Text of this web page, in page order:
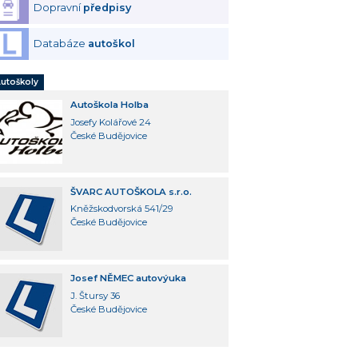
Dopravní předpisy
Databáze autoškol
Autoškola Holba
Josefy Kolářové 24
České Budějovice
ŠVARC AUTOŠKOLA s.r.o.
Kněžskodvorská 541/29
České Budějovice
Josef NĚMEC autovýuka
J. Štursy 36
České Budějovice